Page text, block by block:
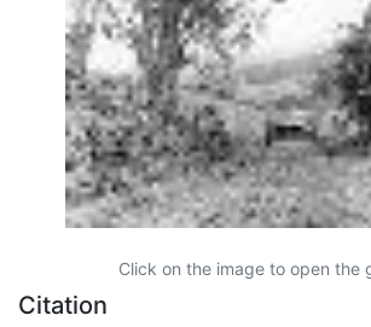
Click on the image to open the
Citation